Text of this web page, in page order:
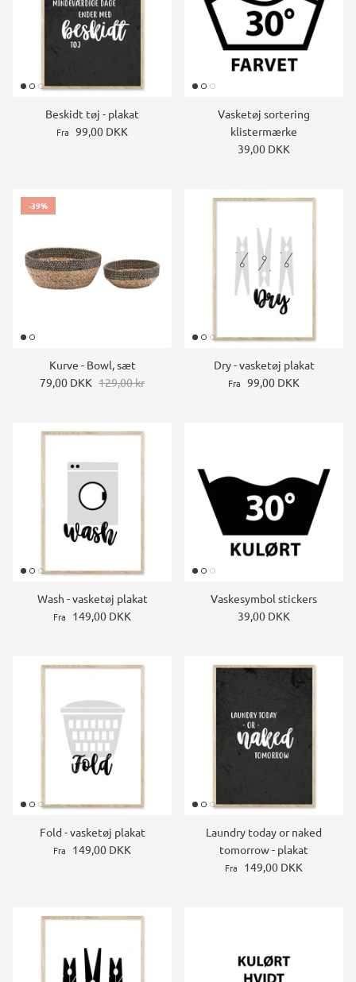
Beskidt tøj - plakat
Fra 99,00 DKK
Vasketøj sortering
klistermærke
39,00 DKK
-39%
Kurve - Bowl, sæt
79,00 DKK 129,00 kr
Dry - vasketøj plakat
Fra 99,00 DKK
Wash - vasketøj plakat
Fra 149,00 DKK
Vaskesymbol stickers
39,00 DKK
Fold - vasketøj plakat
Fra 149,00 DKK
Laundry today or naked
tomorrow - plakat
Fra 149,00 DKK